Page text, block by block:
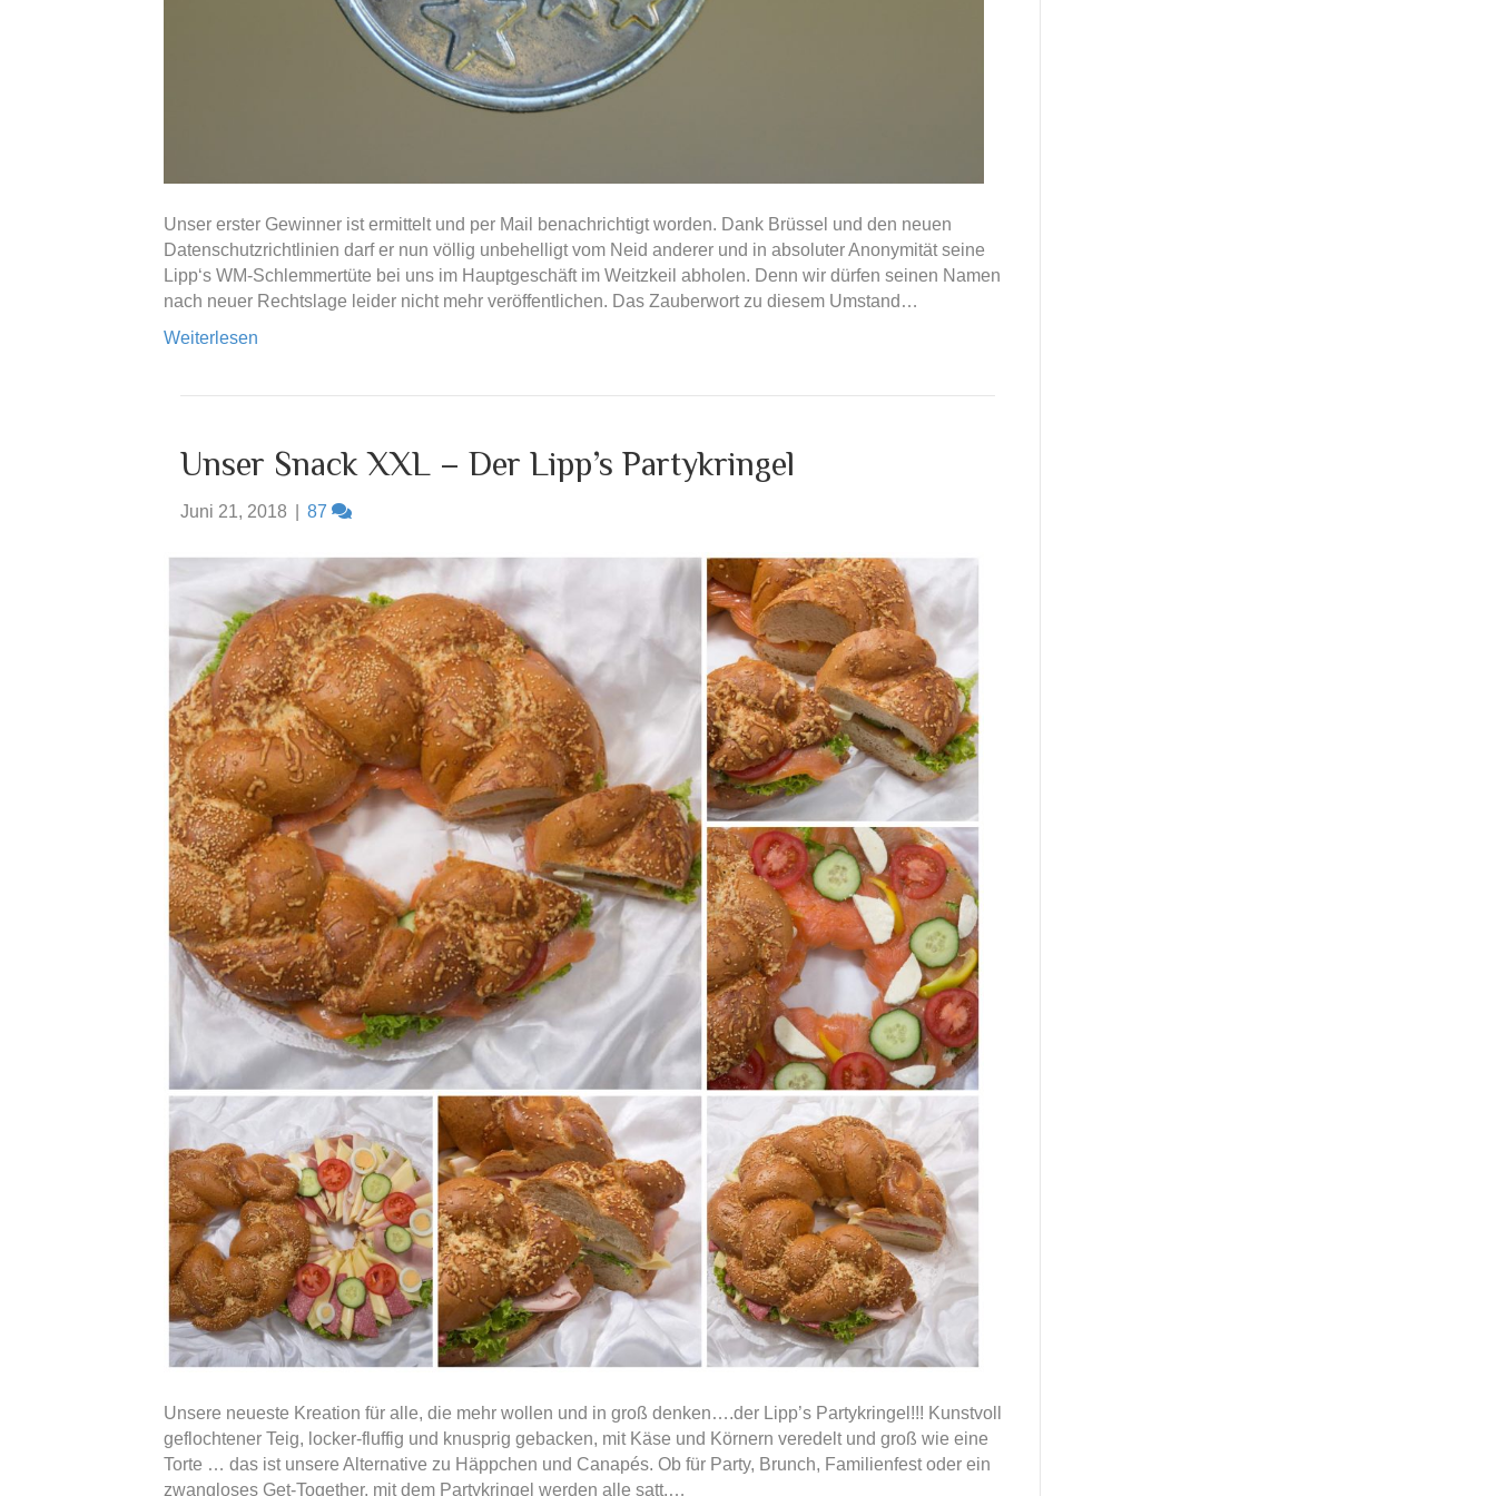
Unser erster Gewinner ist ermittelt und per Mail benachrichtigt worden. Dank Brüssel und den neuen
Datenschutzrichtlinien darf er nun völlig unbehelligt vom Neid anderer und in absoluter Anonymität seine
Lipp‘s WM-Schlemmertüte bei uns im Hauptgeschäft im Weitzkeil abholen. Denn wir dürfen seinen Namen
nach neuer Rechtslage leider nicht mehr veröffentlichen. Das Zauberwort zu diesem Umstand…
Weiterlesen
Unser Snack XXL – Der Lipp’s Partykringel
Juni 21, 2018 87
Unsere neueste Kreation für alle, die mehr wollen und in groß denken….der Lipp’s Partykringel!!! Kunstvoll
geflochtener Teig, locker-fluffig und knusprig gebacken, mit Käse und Körnern veredelt und groß wie eine
Torte … das ist unsere Alternative zu Häppchen und Canapés. Ob für Party, Brunch, Familienfest oder ein
zwangloses Get-Together, mit dem Partykringel werden alle satt.…